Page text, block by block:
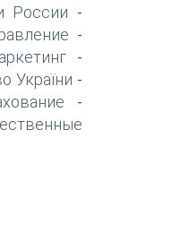
России -
-
-
України -
-